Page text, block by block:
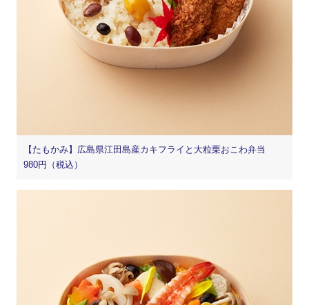
【たもかみ】広島県江田島産カキフライと大粒栗おこわ弁当
980円（税込）